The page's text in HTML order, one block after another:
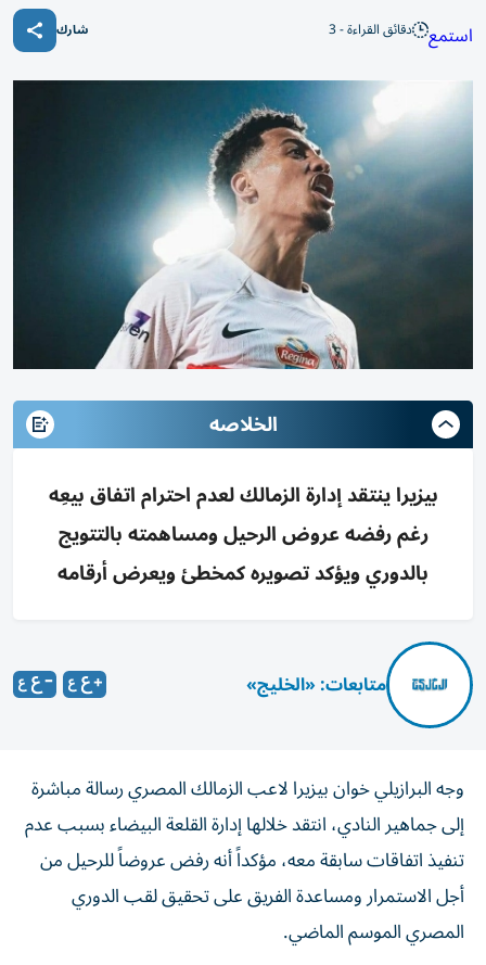
استمع دقائق القراءة - 3 شارك
الخلاصه
بيزيرا ينتقد إدارة الزمالك لعدم احترام اتفاق بيعِه
رغم رفضه عروض الرحيل ومساهمته بالتتويج
بالدوري ويؤكد تصويره كمخطئ ويعرض أرقامه
متابعات: «الخليج»
وجه البرازيلي خوان بيزيرا لاعب الزمالك المصري رسالة مباشرة
إلى جماهير النادي، انتقد خلالها إدارة القلعة البيضاء بسبب عدم
تنفيذ اتفاقات سابقة معه، مؤكداً أنه رفض عروضاً للرحيل من
أجل الاستمرار ومساعدة الفريق على تحقيق لقب الدوري
المصري الموسم الماضي.